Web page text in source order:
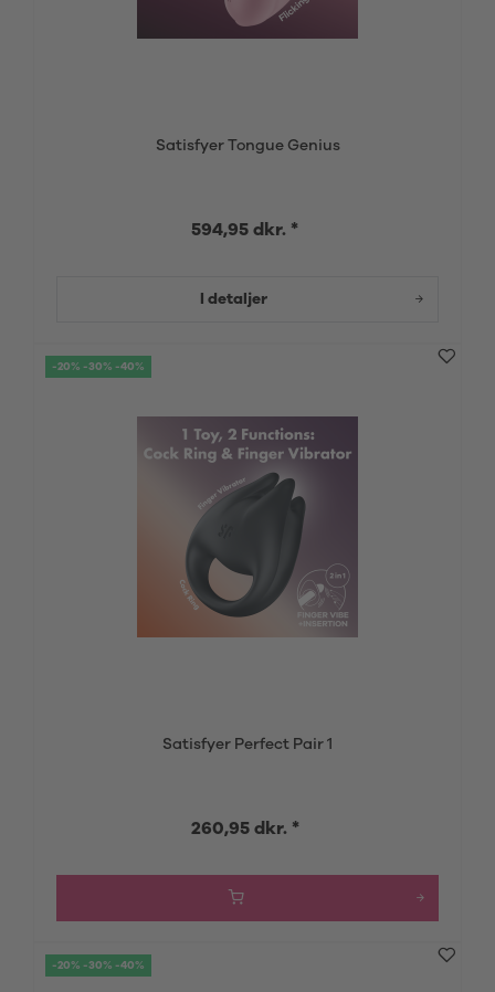
Satisfyer Tongue Genius
594,95 dkr. *
I detaljer
-20% -30% -40%
Satisfyer Perfect Pair 1
260,95 dkr. *
-20% -30% -40%